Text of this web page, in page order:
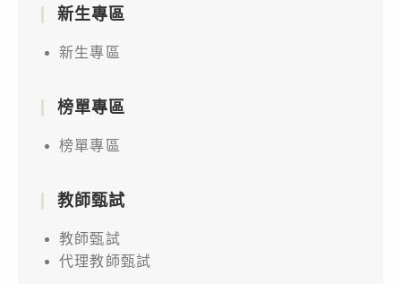
新生專區
新生專區
榜單專區
榜單專區
教師甄試
教師甄試
代理教師甄試